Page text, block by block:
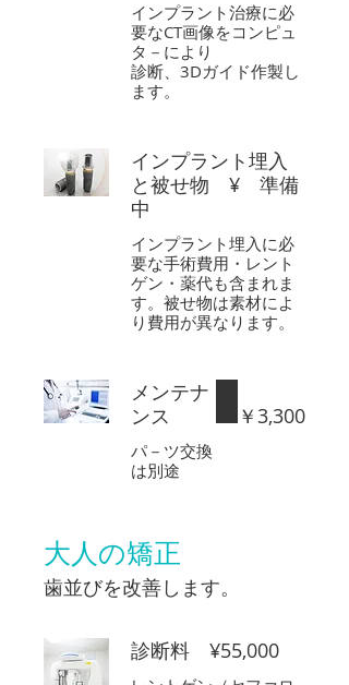
インプラント治療に必
要なCT画像をコンピュ
タ－により
診断、3Dガイド作製し
ます。
インプラント埋入
と被せ物 ¥ 準備
中
インプラント埋入に必
要な手術費用・レント
ゲン・薬代も含まれま
す。被せ物は素材によ
り費用が異なります。
メンテナ
ンス
パ－ツ交換
は別途
￥3,300
大人の矯正
歯並びを改善します。
診断料 ¥55,000